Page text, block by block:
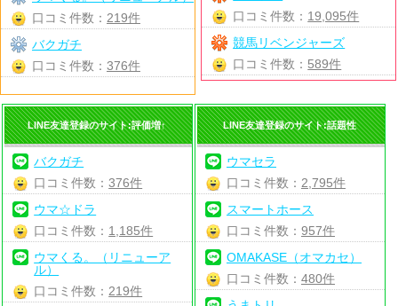
口コミ件数： 19,095件
競馬リベンジャーズ
口コミ件数： 589件
口コミ件数： 219件
バクガチ
口コミ件数： 376件
LINE友達登録のサイト:評価増↑
バクガチ
口コミ件数：376件
ウマ☆ドラ
口コミ件数： 1,185件
ウマくる。（リニューア
ル）
口コミ件数： 219件
LINE友達登録のサイト:話題性
ウマセラ
口コミ件数： 2,795件
スマートホース
口コミ件数： 957件
OMAKASE（オマカセ）
口コミ件数： 480件